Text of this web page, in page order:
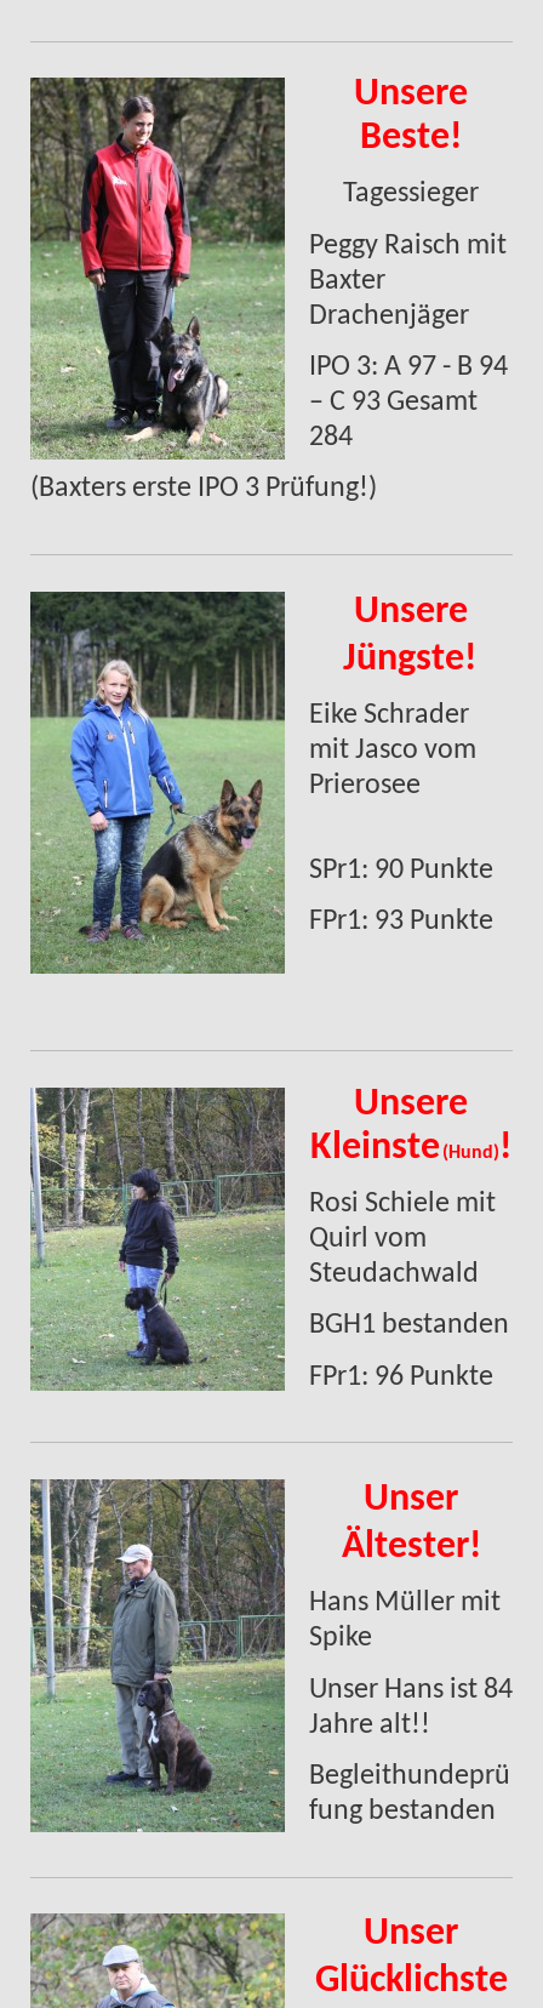
Unsere
Beste!
Tagessieger
Peggy Raisch mit
Baxter
Drachenjäger
IPO 3: A 97 - B 94
– C 93 Gesamt
284
(Baxters erste IPO 3 Prüfung!)
Unsere
Jüngste!
Eike Schrader
mit Jasco vom
Prierosee
SPr1: 90 Punkte
FPr1: 93 Punkte
Unsere
Kleinste(Hund)!
Rosi Schiele mit
Quirl vom
Steudachwald
BGH1 bestanden
FPr1: 96 Punkte
Unser
Ältester!
Hans Müller mit
Spike
Unser Hans ist 84
Jahre alt!!
Begleithundeprü
fung bestanden
Unser
Glücklichste